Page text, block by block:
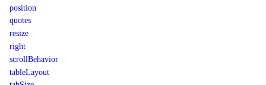
position
quotes
resize
right
scrollBehavior
tableLayout